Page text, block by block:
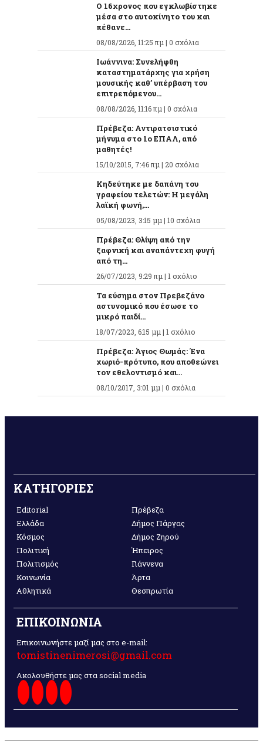
O 16χρονος που εγκλωβίστηκε
μέσα στο αυτοκίνητο του και
πέθανε...
08/08/2026, 11:25 πμ | 0 σχόλια
Ιωάννινα: Συνελήφθη
καταστηματάρχης για χρήση
μουσικής καθ’ υπέρβαση του
επιτρεπόμενου...
08/08/2026, 11:16 πμ | 0 σχόλια
Πρέβεζα: Αντιρατσιστικό
μήνυμα στο 1ο ΕΠΑΛ, από
μαθητές!
15/10/2015, 7:46 πμ | 20 σχόλια
Κηδεύτηκε με δαπάνη του
γραφείου τελετών: Η μεγάλη
λαϊκή φωνή,...
05/08/2023, 3:15 μμ | 10 σχόλια
Πρέβεζα: Θλίψη από την
ξαφνική και αναπάντεχη φυγή
από τη...
26/07/2023, 9:29 πμ | 1 σχόλιο
Τα εύσημα στον Πρεβεζάνο
αστυνομικό που έσωσε το
μικρό παιδί...
18/07/2023, 6:15 μμ | 1 σχόλιο
Πρέβεζα: Άγιος Θωμάς: Ένα
χωριό-πρότυπο, που αποθεώνει
τον εθελοντισμό και...
08/10/2017, 3:01 μμ | 0 σχόλια
ΚΑΤΗΓΟΡΙΕΣ
Editorial
Ελλάδα
Κόσμος
Πολιτική
Πολιτισμός
Κοινωνία
Αθλητικά
Πρέβεζα
Δήμος Πάργας
Δήμος Ζηρού
Ήπειρος
Γιάννενα
Άρτα
Θεσπρωτία
ΕΠΙΚΟΙΝΩΝΙΑ
Επικοινωνήστε μαζί μας στο e-mail:
tomistinenimerosi@gmail.com
Ακολουθήστε μας στα social media